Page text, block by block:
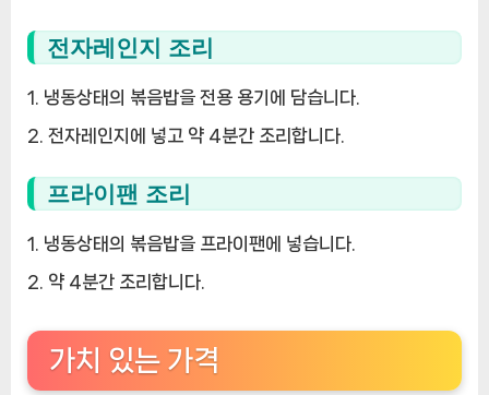
전자레인지 조리
냉동상태의 볶음밥을 전용 용기에 담습니다.
전자레인지에 넣고 약 4분간 조리합니다.
프라이팬 조리
냉동상태의 볶음밥을 프라이팬에 넣습니다.
약 4분간 조리합니다.
가치 있는 가격